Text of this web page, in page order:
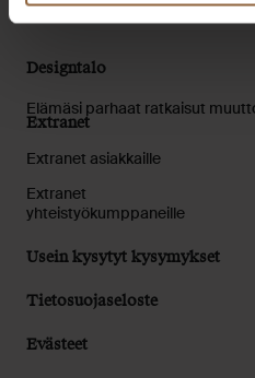
Designtalo
Elämäsi parhaat ratkaisut
Extranet
Extranet asiakkaille
Extranet
yhteistyökumppaneille
Usein kysytyt kysymykset
Tietosuojaseloste
Evästeet